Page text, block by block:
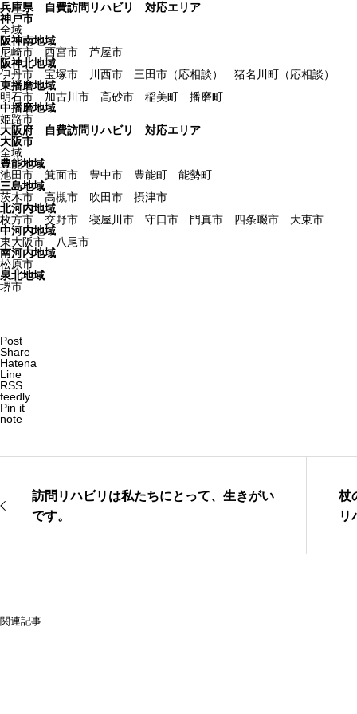
兵庫県 自費訪問リハビリ 対応エリア
神戸市
全域
阪神南地域
尼崎市 西宮市 芦屋市
阪神北地域
伊丹市 宝塚市 川西市 三田市（応相談） 猪名川町（応相談）
東播磨地域
明石市 加古川市 高砂市 稲美町 播磨町
中播磨地域
姫路市
大阪府 自費訪問リハビリ 対応エリア
大阪市
全域
豊能地域
池田市 箕面市 豊中市 豊能町 能勢町
三島地域
茨木市 高槻市 吹田市 摂津市
北河内地域
枚方市 交野市 寝屋川市 守口市 門真市 四条畷市 大東市
中河内地域
東大阪市 八尾市
南河内地域
松原市
泉北地域
堺市
Post
Share
Hatena
Line
RSS
feedly
Pin it
note
訪問リハビリは私たちにとって、生きがい
です。
杖
リ
関連記事